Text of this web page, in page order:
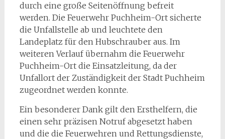
durch eine große Seitenöffnung befreit
werden. Die Feuerwehr Puchheim-Ort sicherte
die Unfallstelle ab und leuchtete den
Landeplatz für den Hubschrauber aus. Im
weiteren Verlauf übernahm die Feuerwehr
Puchheim-Ort die Einsatzleitung, da der
Unfallort der Zuständigkeit der Stadt Puchheim
zugeordnet werden konnte.
Ein besonderer Dank gilt den Ersthelfern, die
einen sehr präzisen Notruf abgesetzt haben
und die die Feuerwehren und Rettungsdienste,